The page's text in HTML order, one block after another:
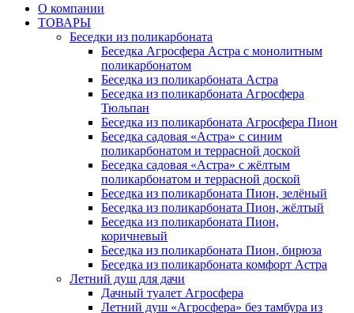
О компании
ТОВАРЫ
Беседки из поликарбоната
Беседка Агросфера Астра с монолитным
поликарбонатом
Беседка из поликарбоната Астра
Беседка из поликарбоната Агросфера
Тюльпан
Беседка из поликарбоната Агросфера Пион
Беседка садовая «Астра» с синим
поликарбонатом и террасной доской
Беседка садовая «Астра» с жёлтым
поликарбонатом и террасной доской
Беседка из поликарбоната Пион, зелёный
Беседка из поликарбоната Пион, жёлтый
Беседка из поликарбоната Пион,
коричневый
Беседка из поликарбоната Пион, бирюза
Беседка из поликарбоната комфорт Астра
Летний душ для дачи
Дачный туалет Агросфера
Летний душ «Агросфера» без тамбура из